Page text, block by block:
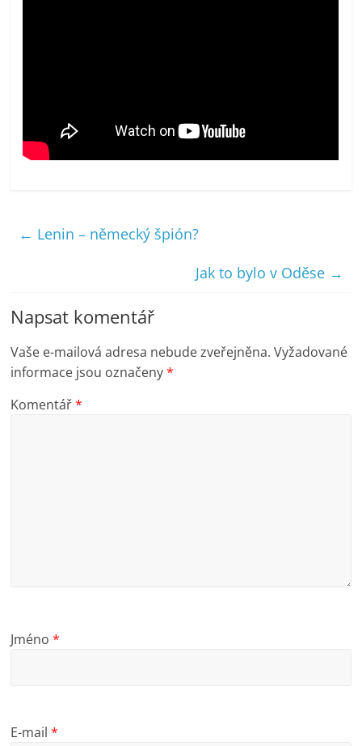
← Lenin – německý špión?
Jak to bylo v Oděse →
Napsat komentář
Vaše e-mailová adresa nebude zveřejněna. Vyžadované
informace jsou označeny*
Komentář*
Jméno*
E-mail*